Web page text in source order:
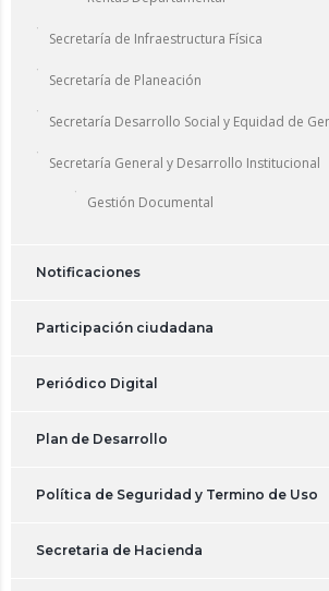
Secretaría de Infraestructura Física
Secretaría de Planeación
Secretaría Desarrollo Social y Equidad de
Secretaría General y Desarrollo Institucional
Gestión Documental
Notificaciones
Participación ciudadana
Periódico Digital
Plan de Desarrollo
Política de Seguridad y Termino de Uso
Secretaria de Hacienda